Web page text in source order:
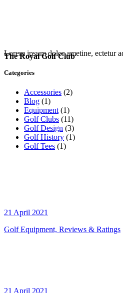
The Royal Golf Club
Lorem ipsum dolor ametine, ectetur
Categories
Accessories (2)
Blog (1)
Equipment(1)
Golf Clubs (11)
Golf Design (3)
Golf History (1)
Golf Tees (1)
21 April 2021
Golf Equipment, Reviews & Ratings
21 April 2021